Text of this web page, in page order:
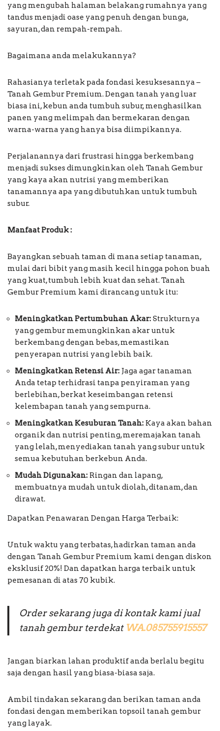
yang mengubah halaman belakang rumahnya yang
tandus menjadi oase yang penuh dengan bunga,
sayuran, dan rempah-rempah.
Bagaimana anda melakukannya?
Rahasianya terletak pada fondasi kesuksesannya –
Tanah Gembur Premium. Dengan tanah yang luar
biasa ini, kebun anda tumbuh subur, menghasilkan
panen yang melimpah dan bermekaran dengan
warna-warna yang hanya bisa diimpikannya.
Perjalanannya dari frustrasi hingga berkembang
menjadi sukses dimungkinkan oleh Tanah Gembur
yang kaya akan nutrisi yang memberikan
tanamannya apa yang dibutuhkan untuk tumbuh
subur.
Manfaat Produk :
Bayangkan sebuah taman di mana setiap tanaman,
mulai dari bibit yang masih kecil hingga pohon buah
yang kuat, tumbuh lebih kuat dan sehat. Tanah
Gembur Premium kami dirancang untuk itu:
Meningkatkan Pertumbuhan Akar:Strukturnya
yang gembur memungkinkan akar untuk
berkembang dengan bebas, memastikan
penyerapan nutrisi yang lebih baik.
Meningkatkan Retensi Air: Jaga agar tanaman
Anda tetap terhidrasi tanpa penyiraman yang
berlebihan, berkat keseimbangan retensi
kelembapan tanah yang sempurna.
Meningkatkan Kesuburan Tanah: Kaya akan bahan
organik dan nutrisi penting, meremajakan tanah
yang lelah, menyediakan tanah yang subur untuk
semua kebutuhan berkebun Anda.
Mudah Digunakan: Ringan dan lapang,
membuatnya mudah untuk diolah, ditanam, dan
dirawat.
Dapatkan Penawaran Dengan Harga Terbaik:
Untuk waktu yang terbatas, hadirkan taman anda
dengan Tanah Gembur Premium kami dengan diskon
eksklusif 20%! Dan dapatkan harga terbaik untuk
pemesanan di atas 70 kubik.
Order sekarang juga di kontak kami jual
tanah gembur terdekat WA.085755915557
Jangan biarkan lahan produktif anda berlalu begitu
saja dengan hasil yang biasa-biasa saja.
Ambil tindakan sekarang dan berikan taman anda
fondasi dengan memberikan topsoil tanah gembur
yang layak.